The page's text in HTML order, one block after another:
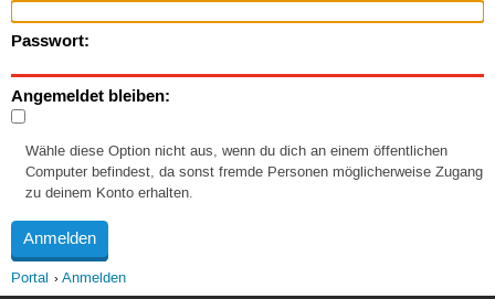
Passwort:
Angemeldet bleiben:
Wähle diese Option nicht aus, wenn du dich an einem öffentlichen
Computer befindest, da sonst fremde Personen möglicherweise Zugang
zu deinem Konto erhalten.
Portal Anmelden